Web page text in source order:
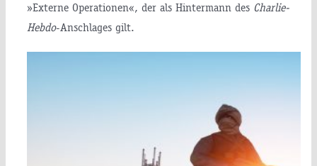
»Externe Operationen«, der als Hintermann des Charlie-
Hebdo-Anschlages gilt.